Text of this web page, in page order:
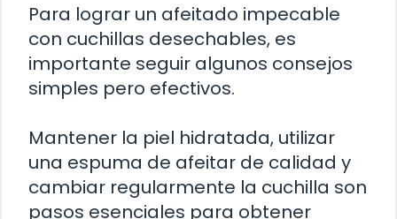
Para lograr un afeitado impecable
con cuchillas desechables, es
importante seguir algunos consejos
simples pero efectivos.
Mantener la piel hidratada, utilizar
una espuma de afeitar de calidad y
cambiar regularmente la cuchilla son
pasos esenciales para obtener